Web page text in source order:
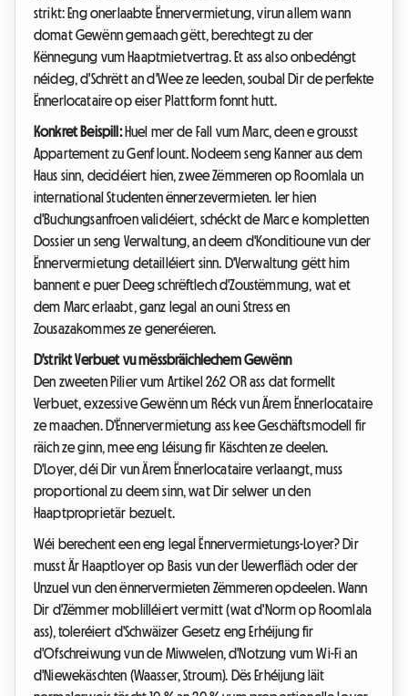
strikt: Eng onerlaabte Ënnervermietung, virun allem wann
domat Gewënn gemaach gëtt, berechtegt zu der
Kënnegung vum Haaptmietvertrag. Et ass also onbedéngt
néideg, d'Schrëtt an d'Wee ze leeden, soubal Dir de perfekte
Ënnerlocataire op eiser Plattform fonnt hutt.
Konkret Beispill:Huel mer de Fall vum Marc, deen e grousst
Appartement zu Genf lount. Nodeem seng Kanner aus dem
Haus sinn, decidéiert hien, zwee Zëmmeren op Roomlala un
international Studenten ënnerzevermieten. Ier hien
d'Buchungsanfroen validéiert, schéckt de Marc e kompletten
Dossier un seng Verwaltung, an deem d'Konditioune vun der
Ënnervermietung detailléiert sinn. D'Verwaltung gëtt him
bannent e puer Deeg schrëftlech d'Zoustëmmung, wat et
dem Marc erlaabt, ganz legal an ouni Stress en
Zousazakommes ze generéieren.
D'strikt Verbuet vu mëssbräichlechem Gewënn
Den zweeten Pilier vum Artikel 262 OR ass dat formellt
Verbuet, exzessive Gewënn um Réck vun Ärem Ënnerlocataire
ze maachen. D'Ënnervermietung ass kee Geschäftsmodell fir
räich ze ginn, mee eng Léisung fir Käschten ze deelen.
D'Loyer, déi Dir vun Ärem Ënnerlocataire verlaangt, muss
proportional zu deem sinn, wat Dir selwer un den
Haaptproprietär bezuelt.
Wéi berechent een eng legal Ënnervermietungs-Loyer? Dir
musst Är Haaptloyer op Basis vun der Uewerfläch oder der
Unzuel vun den ënnervermieten Zëmmeren opdeelen. Wann
Dir d'Zëmmer moblilléiert vermitt (wat d'Norm op Roomlala
ass), toleréiert d'Schwäizer Gesetz eng Erhéijung fir
d'Ofschreiwung vun de Miwwelen, d'Notzung vum Wi-Fi an
d'Niewekäschten (Waasser, Stroum). Dës Erhéijung läit